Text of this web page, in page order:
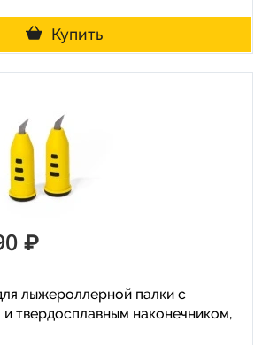
Купить
₽
лыжероллерной палки с
твердосплавным наконечником,